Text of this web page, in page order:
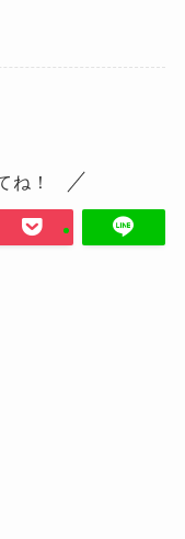
ね！